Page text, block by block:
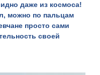
даже из космоса!
можно по пальцам
просто сами
своей